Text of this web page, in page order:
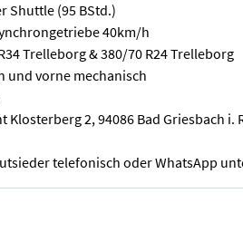
Shuttle (95 BStd.)
40km/h
Trelleborg & 380/70 R24 Trelleborg
und vorne mechanisch
Klosterberg 2, 94086 Bad Griesbach i.
telefonisch oder WhatsApp
Shuttle (95 BStd.) Getriebe: 12x12